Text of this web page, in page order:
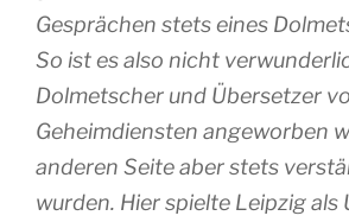
Gesprächen stets eines
So ist es also nicht
Dolmetscher und Übersetzer
Geheimdiensten angeworben
anderen Seite aber stets
wurden. Hier spielte Leipzig als